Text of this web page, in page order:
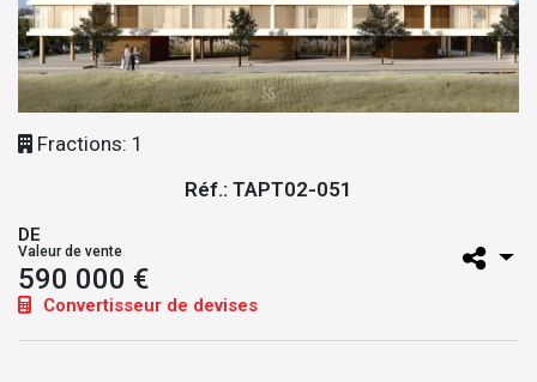
Fractions: 1
Réf.: TAPT02-051
DE
Valeur de vente
590 000 €
Convertisseur de devises